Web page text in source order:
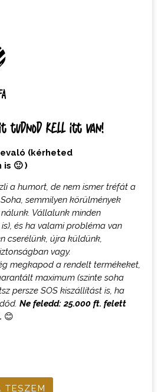
tudnod kell itt van!
(kérheted
🙂 )
a humort, de nem ismer tréfát a
semmilyen körülmények
Vállalunk minden
és ha valami probléma van
cserélünk, újra küldünk,
vagy.
megkapod a rendelt termékeket,
maximum (szinte soha
persze SOS kiszállítást is, ha
Ne feledd: 25.000 ft. felett
😊
TESZEM